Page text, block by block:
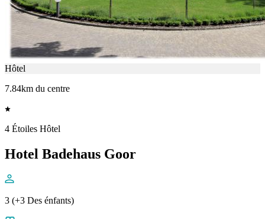
Hôtel
7.84km du centre
4 Étoiles Hôtel
Hotel Badehaus Goor
3 (+3 Des énfants)